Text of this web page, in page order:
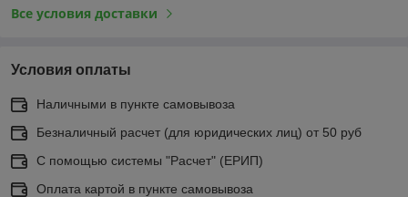
Все условия доставки
Условия оплаты
Наличными в пункте самовывоза
Безналичный расчет (для юридических лиц) от 50 руб
С помощью системы "Расчет" (ЕРИП)
Оплата картой в пункте самовывоза